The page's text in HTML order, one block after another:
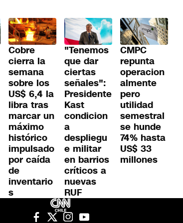
Cobre
cierra la
semana
sobre los
US$ 6,4 la
libra tras
marcar un
máximo
histórico
impulsado
por caída
de
inventario
s
"Tenemos
que dar
ciertas
señales":
Presidente
Kast
condicion
a
despliegu
e militar
en barrios
críticos a
nuevas
RUF
CMPC
repunta
operacion
almente
pero
utilidad
semestral
se hunde
74% hasta
US$ 33
millones